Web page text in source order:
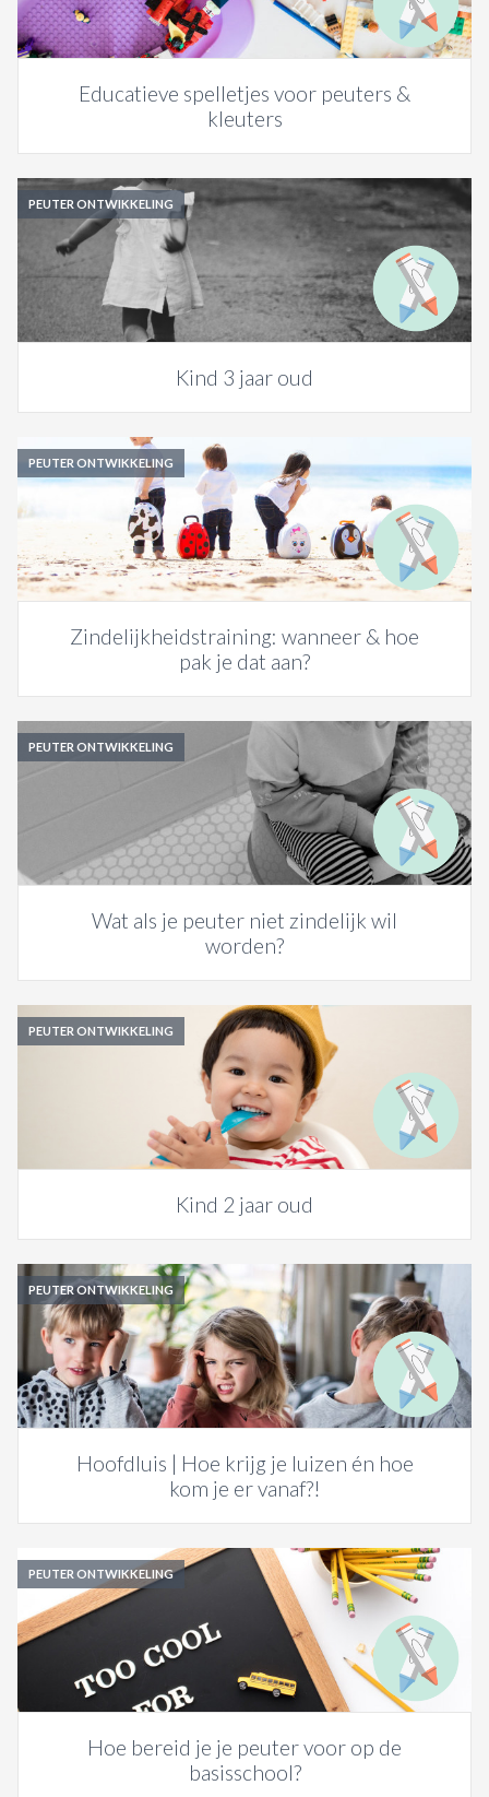
Educatieve spelletjes voor peuters &
kleuters
PEUTER ONTWIKKELING
Kind 3 jaar oud
PEUTER ONTWIKKELING
Zindelijkheidstraining: wanneer & hoe
pak je dat aan?
PEUTER ONTWIKKELING
Wat als je peuter niet zindelijk wil
worden?
PEUTER ONTWIKKELING
Kind 2 jaar oud
PEUTER ONTWIKKELING
Hoofdluis | Hoe krijg je luizen én hoe
kom je er vanaf?!
PEUTER ONTWIKKELING
Hoe bereid je je peuter voor op de
basisschool?